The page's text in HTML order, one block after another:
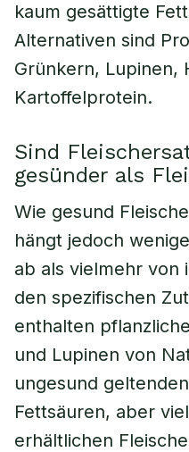
kaum gesättigte
Alternativen sind
Grünkern, Lupinen,
Kartoffelprotein.
Sind
gesünder als
Wie gesund
hängt jedoch
ab als vielmehr von
den spezifischen
enthalten
und Lupinen von
ungesund
Fettsäuren, aber
erhältlichen